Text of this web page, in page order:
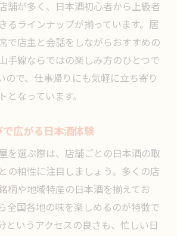
居酒屋で日本酒と一息つく時間
わう日本酒が仕事帰りを特別に
近居酒屋で日本酒リフレッシュ
本酒で癒される大人の夜時間
酒が際立つ居酒屋選びのポイン
しむ季節限定日本酒の魅力発見
の居酒屋で旬の日本酒を堪能
節感を楽しむ居酒屋の選び方
舗が多く、日本酒初心者から上級者
るラインナップが揃っています。居
で店主と会話をしながらおすすめの
手線ならではの楽しみ方のひとつで
ので、仕事帰りにも気軽に立ち寄り
なっています。
広がる日本酒体験
を選ぶ際は、店舗ごとの日本酒の取
の相性に注目しましょう。多くの店
柄や地域特産の日本酒を揃えてお
全国各地の味を楽しめるのが特徴で
というアクセスの良さも、忙しい日